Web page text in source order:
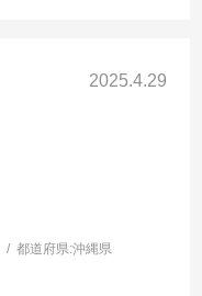
2025.4.29
都道府県:沖縄県